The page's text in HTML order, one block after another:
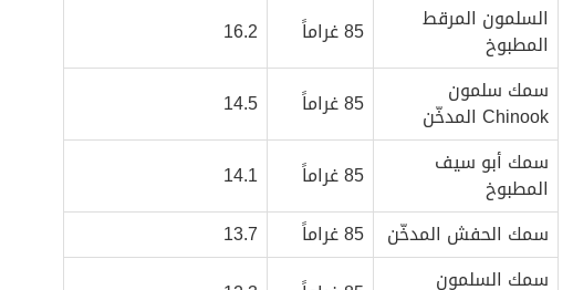
السلمون المرقط
المطبوخ 85 غراماً
16.2
سمك سلمون
Chinook المدخّن 85 غراماً
14.5
سمك أبو سيف
المطبوخ 85 غراماً
14.1
سمك الحفش المدخّن
85 غراماً
13.7
سمك السلمون